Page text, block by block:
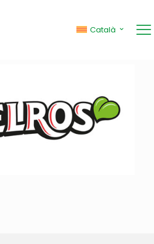
Català
Mostrar tots